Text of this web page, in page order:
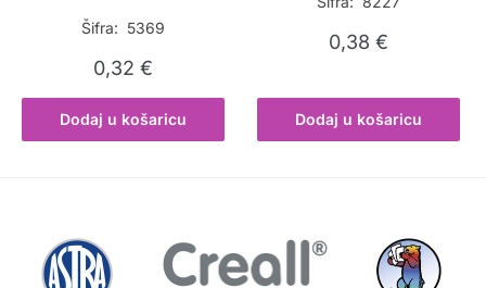
Šifra: 5369
0,32€
Dodaj u košaricu
0,38€
Dodaj u košaricu